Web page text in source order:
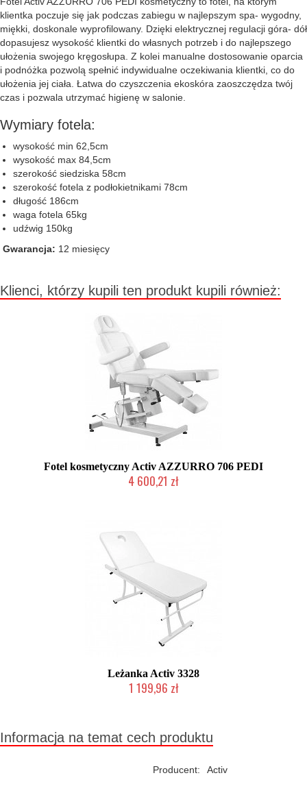
klientka poczuje się jak podczas zabiegu w najlepszym spa- wygodny,
miękki, doskonale wyprofilowany. Dzięki elektrycznej regulacji góra- dół
dopasujesz wysokość klientki do własnych potrzeb i do najlepszego
ułożenia swojego kręgosłupa. Z kolei manualne dostosowanie oparcia
i podnóżka pozwolą spełnić indywidualne oczekiwania klientki, co do
ułożenia jej ciała. Łatwa do czyszczenia ekoskóra zaoszczędza twój
czas i pozwala utrzymać higienę w salonie.
Wymiary fotela:
wysokość min 62,5cm
wysokość max 84,5cm
szerokość siedziska 58cm
szerokość fotela z podłokietnikami 78cm
długość 186cm
waga fotela 65kg
udźwig 150kg
Gwarancja: 12 miesięcy
Klienci, którzy kupili ten produkt kupili również:
Fotel kosmetyczny Activ AZZURRO 706 PEDI
4 600,21 zł
Leżanka Activ 3328
1 199,96 zł
Informacja na temat cech produktu
Producent: Activ